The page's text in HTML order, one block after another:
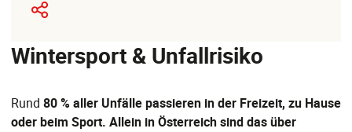
Wintersport & Unfallrisiko
Rund 80 % aller Unfälle passieren in der Freizeit, zu Hause
oder beim Sport. Allein in Österreich sind das über